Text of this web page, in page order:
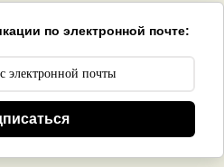
по электронной почте: